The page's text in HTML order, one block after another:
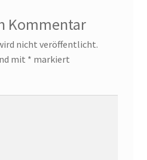
Kommentar
nicht veröffentlicht.
mit * markiert